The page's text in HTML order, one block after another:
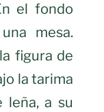
el fondo
mesa.
figura de
la tarima
leña, a su